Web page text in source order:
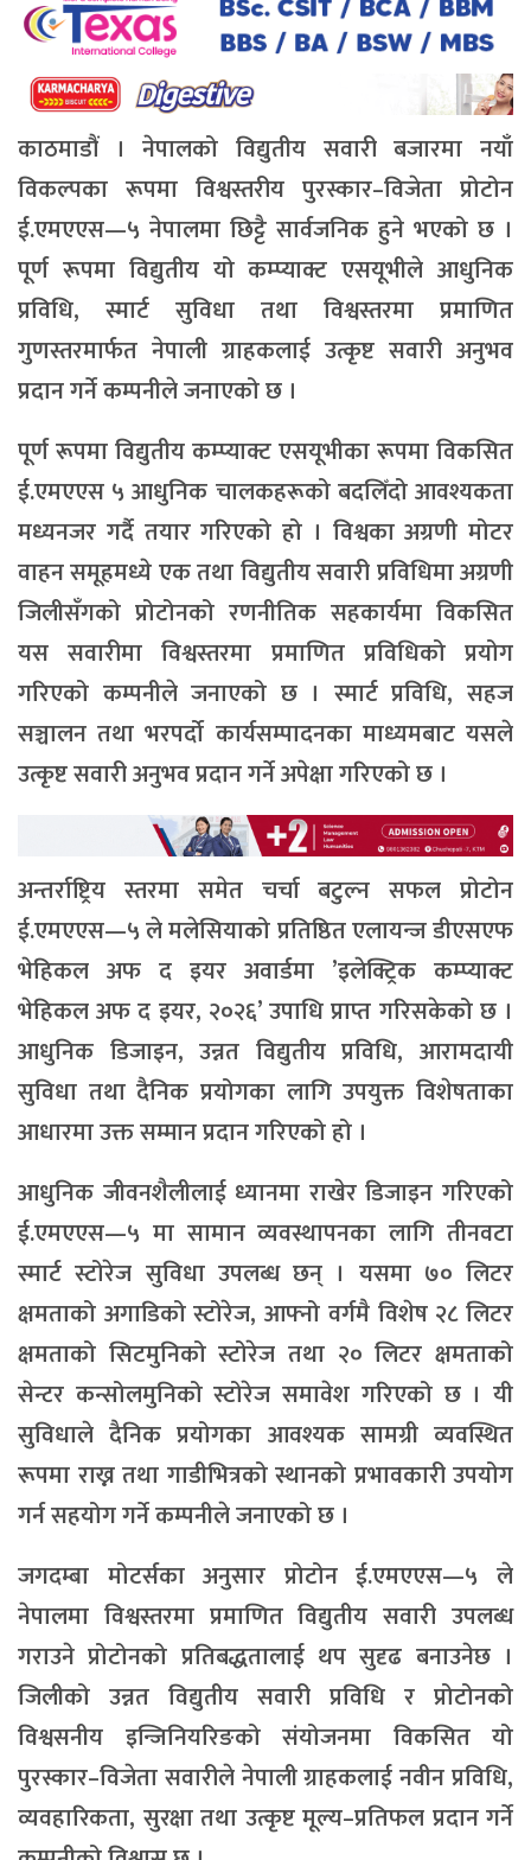
काठमाडौं । नेपालको विद्युतीय सवारी बजारमा नयाँ
विकल्पका रूपमा विश्वस्तरीय पुरस्कार–विजेता प्रोटोन
ई.एमएएस—५ नेपालमा छिट्टै सार्वजनिक हुने भएको छ ।
पूर्ण रूपमा विद्युतीय यो कम्प्याक्ट एसयूभीले आधुनिक
प्रविधि, स्मार्ट सुविधा तथा विश्वस्तरमा प्रमाणित
गुणस्तरमार्फत नेपाली ग्राहकलाई उत्कृष्ट सवारी अनुभव
प्रदान गर्ने कम्पनीले जनाएको छ ।
पूर्ण रूपमा विद्युतीय कम्प्याक्ट एसयूभीका रूपमा विकसित
ई.एमएएस ५ आधुनिक चालकहरूको बदलिँदो आवश्यकता
मध्यनजर गर्दै तयार गरिएको हो । विश्वका अग्रणी मोटर
वाहन समूहमध्ये एक तथा विद्युतीय सवारी प्रविधिमा अग्रणी
जिलीसँगको प्रोटोनको रणनीतिक सहकार्यमा विकसित
यस सवारीमा विश्वस्तरमा प्रमाणित प्रविधिको प्रयोग
गरिएको कम्पनीले जनाएको छ । स्मार्ट प्रविधि, सहज
सञ्चालन तथा भरपर्दो कार्यसम्पादनका माध्यमबाट यसले
उत्कृष्ट सवारी अनुभव प्रदान गर्ने अपेक्षा गरिएको छ ।
अन्तर्राष्ट्रिय स्तरमा समेत चर्चा बटुल्न सफल प्रोटोन
ई.एमएएस—५ ले मलेसियाको प्रतिष्ठित एलायन्ज डीएसएफ
भेहिकल अफ द इयर अवार्डमा ’इलेक्ट्रिक कम्प्याक्ट
भेहिकल अफ द इयर, २०२६’ उपाधि प्राप्त गरिसकेको छ ।
आधुनिक डिजाइन, उन्नत विद्युतीय प्रविधि, आरामदायी
सुविधा तथा दैनिक प्रयोगका लागि उपयुक्त विशेषताका
आधारमा उक्त सम्मान प्रदान गरिएको हो ।
आधुनिक जीवनशैलीलाई ध्यानमा राखेर डिजाइन गरिएको
ई.एमएएस—५ मा सामान व्यवस्थापनका लागि तीनवटा
स्मार्ट स्टोरेज सुविधा उपलब्ध छन् । यसमा ७० लिटर
क्षमताको अगाडिको स्टोरेज, आफ्नो वर्गमै विशेष २८ लिटर
क्षमताको सिटमुनिको स्टोरेज तथा २० लिटर क्षमताको
सेन्टर कन्सोलमुनिको स्टोरेज समावेश गरिएको छ । यी
सुविधाले दैनिक प्रयोगका आवश्यक सामग्री व्यवस्थित
रूपमा राख्न तथा गाडीभित्रको स्थानको प्रभावकारी उपयोग
गर्न सहयोग गर्ने कम्पनीले जनाएको छ ।
जगदम्बा मोटर्सका अनुसार प्रोटोन ई.एमएएस—५ ले
नेपालमा विश्वस्तरमा प्रमाणित विद्युतीय सवारी उपलब्ध
गराउने प्रोटोनको प्रतिबद्धतालाई थप सुदृढ बनाउनेछ ।
जिलीको उन्नत विद्युतीय सवारी प्रविधि र प्रोटोनको
विश्वसनीय इन्जिनियरिङको संयोजनमा विकसित यो
पुरस्कार–विजेता सवारीले नेपाली ग्राहकलाई नवीन प्रविधि,
व्यवहारिकता, सुरक्षा तथा उत्कृष्ट मूल्य–प्रतिफल प्रदान गर्ने